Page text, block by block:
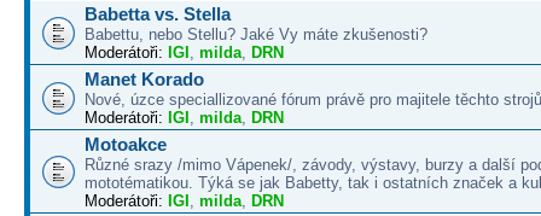
Babetta vs. Stella
Babettu, nebo Stellu? Jaké Vy máte zkušenosti?
Moderátoři: IGI , milda, DRN
Manet Korado
Nové, úzce speciallizované fórum právě pro majitele těchto
Moderátoři: IGI , milda, DRN
Motoakce
Různé srazy /mimo Vápenek/, závody, výstavy, burzy a další
mototématikou. Týká se jak Babetty, tak i ostatních značek a
Moderátoři: IGI , milda, DRN